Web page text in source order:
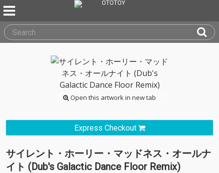
Open this artwork in new tab
Express Checkout
サイレント・ホーリー・マッドネス・オールナ
イト (Dub's Galactic Dance Floor Remix)